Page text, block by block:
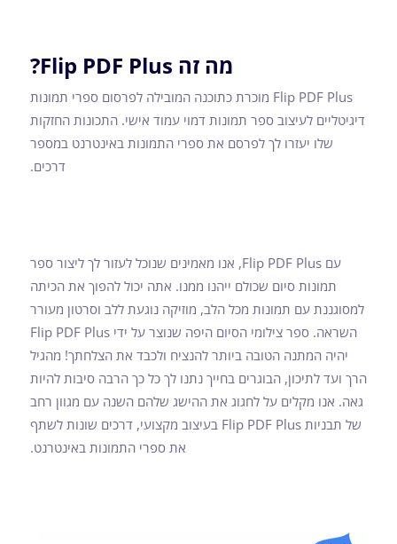
מה זה Flip PDF Plus?
Flip PDF Plus מוכרת כתוכנה המובילה לפרסום ספרי תמונות
דיגיטליים לעיצוב ספר תמונות דמוי עמוד אישי. התכונות החזקות
שלו יעזרו לך לפרסם את ספרי התמונות באינטרנט במספר
דרכים.
עם Flip PDF Plus, אנו מאמינים שנוכל לעזור לך ליצור ספר
תמונות סיום שכולם ייהנו ממנו. אתה יכול להפוך את הכיתה
למסוגננת עם תמונות מכל הלב, מוזיקה נוגעת ללב וסרטון מעורר
השראה. ספר צילומי הסיום היפה שנוצר על ידי Flip PDF Plus
יהיה המתנה הטובה ביותר להנציח ולכבד את הצלחתך! מהגיל
הרך ועד לתיכון, הבוגרים בחייך נתנו לך כל כך הרבה סיבות להיות
גאה. אנו מקלים על לחגוג את ההישג שלהם השנה עם מגוון רחב
של תבניות Flip PDF Plus בעיצוב מקצועי, דרכים שונות לשתף
את ספרי התמונות באינטרנט.